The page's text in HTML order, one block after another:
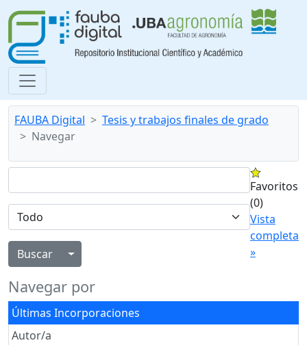
FAUBA Digital
Tesis y trabajos finales de grado
Navegar
Alternar menú desplegable
Favoritos
(0)
Vista
completa
»
Navegar por
Últimas Incorporaciones
Autor/a